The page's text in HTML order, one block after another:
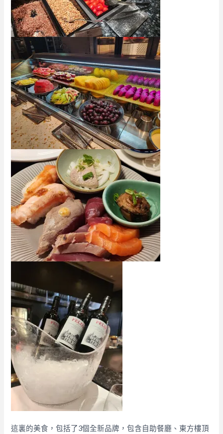
這裏的美食，包括了3個全新品牌，包含自助餐廳、東方樓頂